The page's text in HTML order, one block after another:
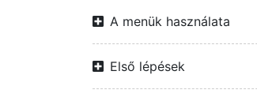
A menük használata
Első lépések